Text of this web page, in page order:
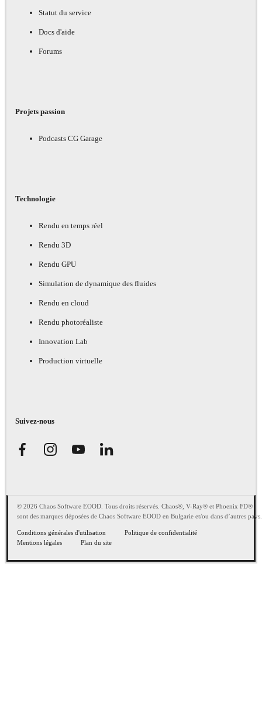
Statut du service
Docs d'aide
Forums
Projets passion
Podcasts CG Garage
Technologie
Rendu en temps réel
Rendu 3D
Rendu GPU
Simulation de dynamique des fluides
Rendu en cloud
Rendu photoréaliste
Innovation Lab
Production virtuelle
Suivez-nous
© 2026 Chaos Software EOOD. Tous droits réservés. Chaos®, V-Ray® et Phoenix FD®
sont des marques déposées de Chaos Software EOOD en Bulgarie et/ou dans d’autres pays.
Conditions générales d'utilisation
Politique de confidentialité
Mentions légales
Plan du site